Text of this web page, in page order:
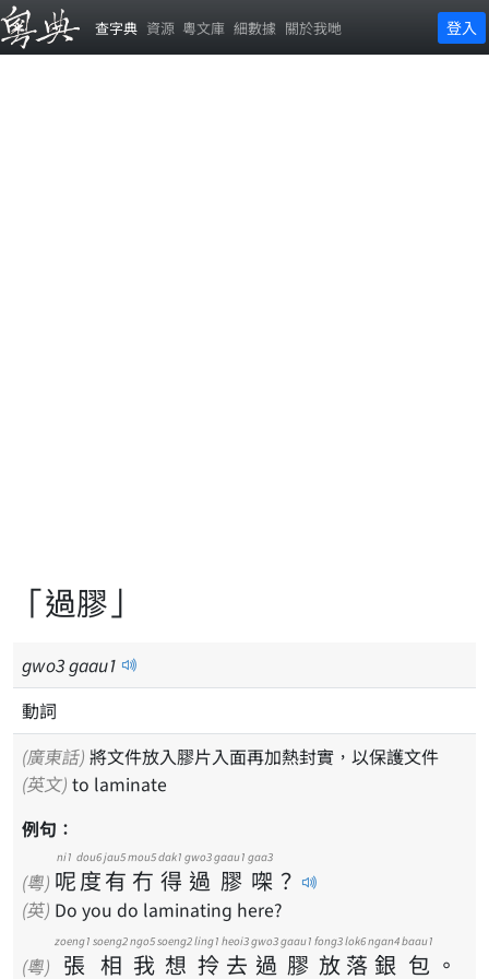
查字典 資源 粵文庫 細數據 關於我哋 登入
「過膠」
gwo3gaau1
動詞
(廣東話) 將文件放入膠片入面再加熱封實，以保護文件
(英文) to laminate
例句：
(粵) 呢
ni1
度
dou6
有
jau5
冇
mou5
得
dak1
過
gwo3
膠
gaau1
㗎
gaa3
？
(英) Do you do laminating here?
(粵) 張
zoeng1
相
soeng2
我
ngo5
想
soeng2
拎
ling1
去
heoi3
過
gwo3
膠
gaau1
放
fong3
落
lok6
銀
ngan4
包
baau1
。